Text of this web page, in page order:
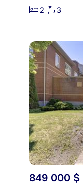
2
3
849 000 $